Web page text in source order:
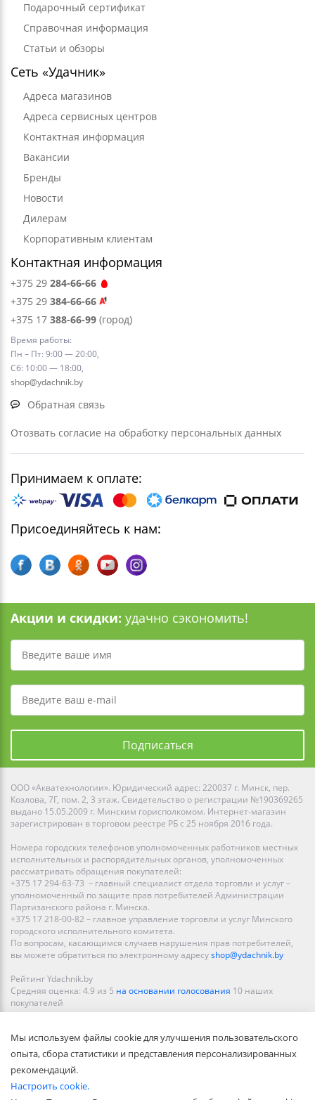
Подарочный сертификат
Справочная информация
Статьи и обзоры
Сеть «Удачник»
Адреса магазинов
Адреса сервисных центров
Контактная информация
Вакансии
Бренды
Новости
Дилерам
Корпоративным клиентам
Контактная информация
+375 29 284-66-66
+375 29 384-66-66
+375 17 388-66-99 (город)
Время работы:
Пн – Пт: 9:00 — 20:00,
Сб: 10:00 — 18:00,
shop@ydachnik.by
Обратная связь
Отозвать согласие на обработку персональных данных
Принимаем к оплате:
Присоединяйтесь к нам:
Акции и скидки: удачно сэкономить!
Подписаться
ООО «Акватехнологии». Юридический адрес: 220037 г. Минск, пер.
Козлова, 7Г, пом. 2, 3 этаж. Свидетельство о регистрации №190369265
выдано 15.05.2009 г. Минским горисполкомом. Интернет-магазин
зарегистрирован в торговом реестре РБ с 25 ноября 2016 года.
Номера городских телефонов уполномоченных работников местных
исполнительных и распорядительных органов, уполномоченных
рассматривать обращения покупателей:
+375 17 294-63-73 – главный специалист отдела торговли и услуг –
уполномоченный по защите прав потребителей Администрации
Партизанского района г. Минска.
+375 17 218-00-82 – главное управление торговли и услуг Минского
городского исполнительного комитета.
По вопросам, касающимся случаев нарушения прав потребителей,
вы можете обратиться по электронному адресуshop@ydachnik.by
Рейтинг Ydachnik.by
Средняя оценка: 4.9 из 5 на основании голосования 10 наших
покупателей
Гродно, Могилеве, Бобруйске, Барановичах, Молодечно,
Новополоцке, Пинске, Солигорске. При заказе в интернет-магазине
доставка осуществляется по всей Беларуси.
Мы используем файлы cookie для улучшения пользовательского
опыта, сбора статистики и представления персонализированных
рекомендаций.
Настроить cookie.